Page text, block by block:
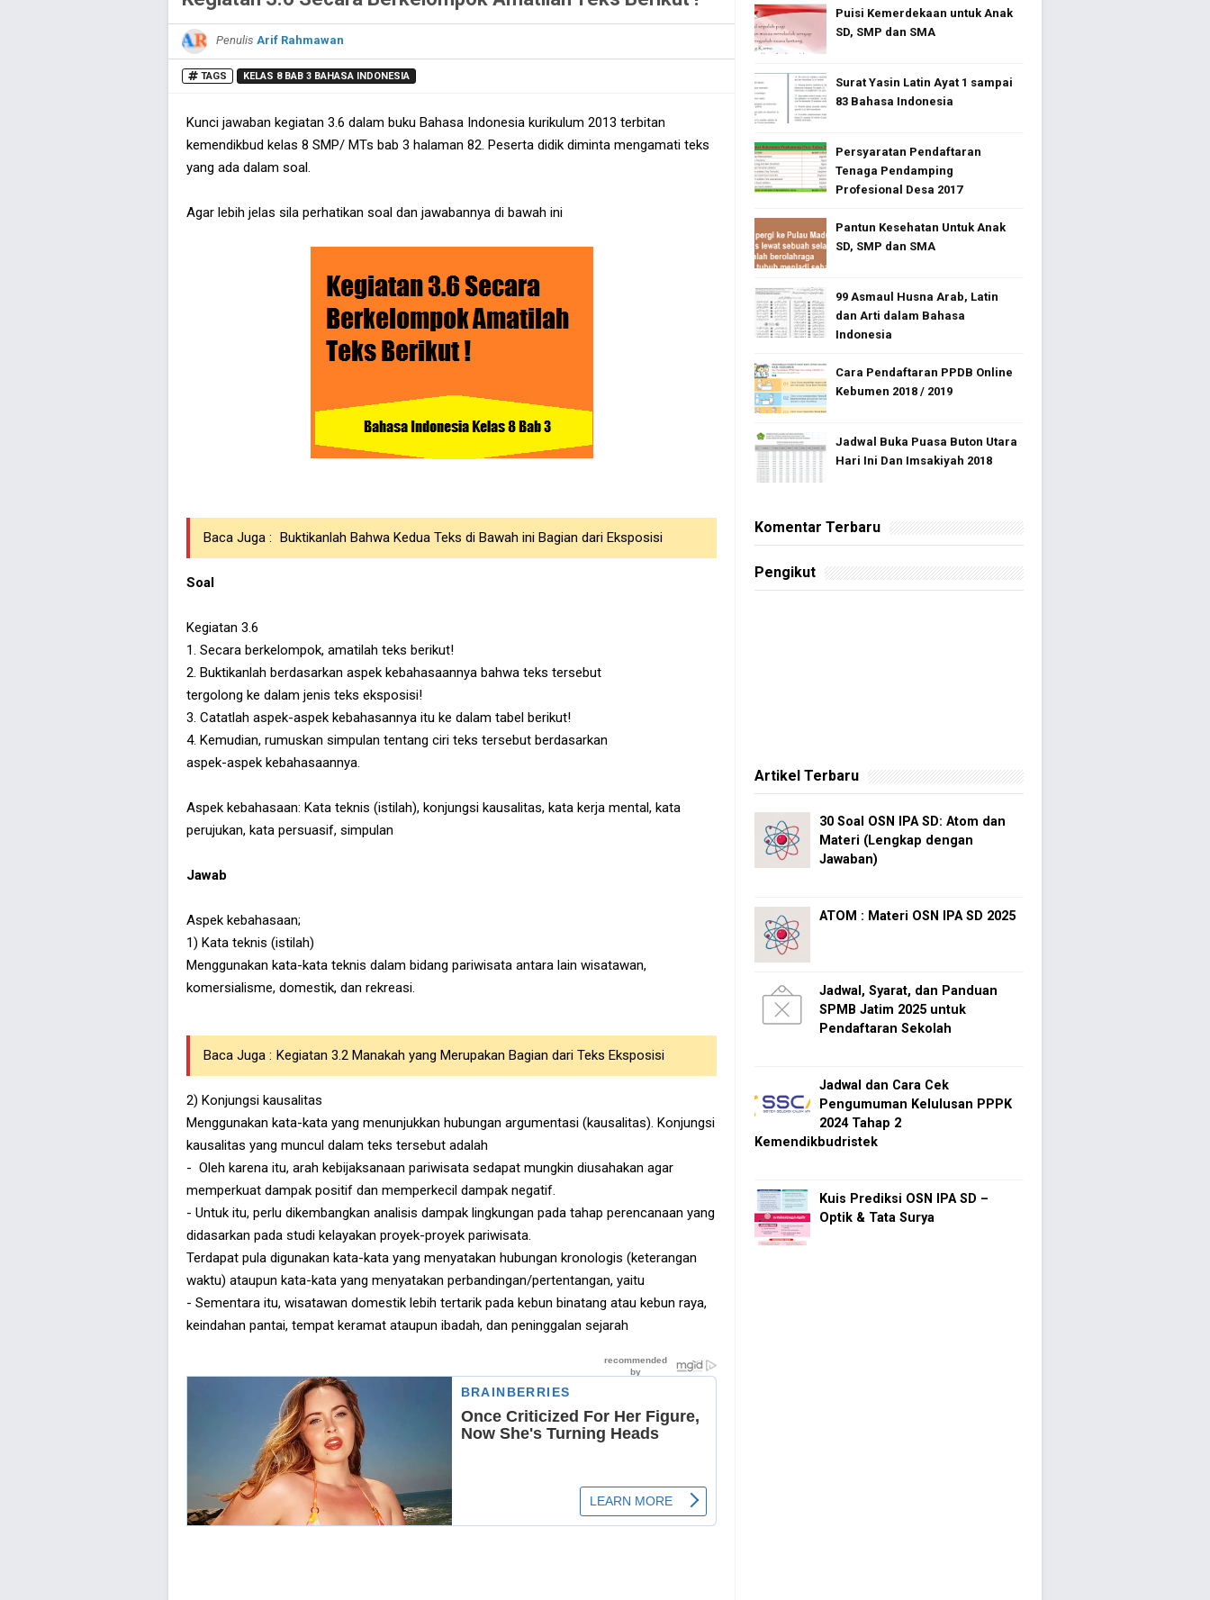
Penulis Arif Rahmawan
TAGS KELAS 8 BAB 3 BAHASA INDONESIA
Kunci jawaban kegiatan 3.6 dalam buku Bahasa Indonesia kurikulum 2013 terbitan
kemendikbud kelas 8 SMP/ MTs bab 3 halaman 82. Peserta didik diminta mengamati teks
yang ada dalam soal.
Agar lebih jelas sila perhatikan soal dan jawabannya di bawah ini
Baca Juga : Buktikanlah Bahwa Kedua Teks di Bawah ini Bagian dari Eksposisi
Soal
Kegiatan 3.6
1. Secara berkelompok, amatilah teks berikut!
2. Buktikanlah berdasarkan aspek kebahasaannya bahwa teks tersebut
tergolong ke dalam jenis teks eksposisi!
3. Catatlah aspek-aspek kebahasannya itu ke dalam tabel berikut!
4. Kemudian, rumuskan simpulan tentang ciri teks tersebut berdasarkan
aspek-aspek kebahasaannya.
Aspek kebahasaan: Kata teknis (istilah), konjungsi kausalitas, kata kerja mental, kata
perujukan, kata persuasif, simpulan
Jawab
Aspek kebahasaan;
1) Kata teknis (istilah)
Menggunakan kata-kata teknis dalam bidang pariwisata antara lain wisatawan,
komersialisme, domestik, dan rekreasi.
Baca Juga : Kegiatan 3.2 Manakah yang Merupakan Bagian dari Teks Eksposisi
2) Konjungsi kausalitas
Menggunakan kata-kata yang menunjukkan hubungan argumentasi (kausalitas). Konjungsi
kausalitas yang muncul dalam teks tersebut adalah
- Oleh karena itu, arah kebijaksanaan pariwisata sedapat mungkin diusahakan agar
memperkuat dampak positif dan memperkecil dampak negatif.
- Untuk itu, perlu dikembangkan analisis dampak lingkungan pada tahap perencanaan yang
didasarkan pada studi kelayakan proyek-proyek pariwisata.
Terdapat pula digunakan kata-kata yang menyatakan hubungan kronologis (keterangan
waktu) ataupun kata-kata yang menyatakan perbandingan/pertentangan, yaitu
- Sementara itu, wisatawan domestik lebih tertarik pada kebun binatang atau kebun raya,
keindahan pantai, tempat keramat ataupun ibadah, dan peninggalan sejarah
Puisi Kemerdekaan untuk Anak
SD, SMP dan SMA
Surat Yasin Latin Ayat 1 sampai
83 Bahasa Indonesia
Persyaratan Pendaftaran
Tenaga Pendamping
Profesional Desa 2017
Pantun Kesehatan Untuk Anak
SD, SMP dan SMA
99 Asmaul Husna Arab, Latin
dan Arti dalam Bahasa
Indonesia
Cara Pendaftaran PPDB Online
Kebumen 2018 / 2019
Jadwal Buka Puasa Buton Utara
Hari Ini Dan Imsakiyah 2018
Komentar Terbaru
Pengikut
Artikel Terbaru
30 Soal OSN IPA SD: Atom dan
Materi (Lengkap dengan
Jawaban)
ATOM : Materi OSN IPA SD 2025
Jadwal, Syarat, dan Panduan
SPMB Jatim 2025 untuk
Pendaftaran Sekolah
Jadwal dan Cara Cek
Pengumuman Kelulusan PPPK
2024 Tahap 2
Kemendikbudristek
Kuis Prediksi OSN IPA SD –
Optik & Tata Surya